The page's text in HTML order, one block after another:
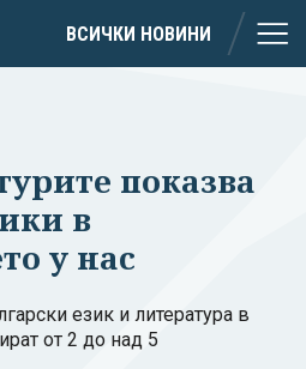
ВСИЧКИ НОВИНИ
показва
в
у нас
език и литература в
от 2 до над 5